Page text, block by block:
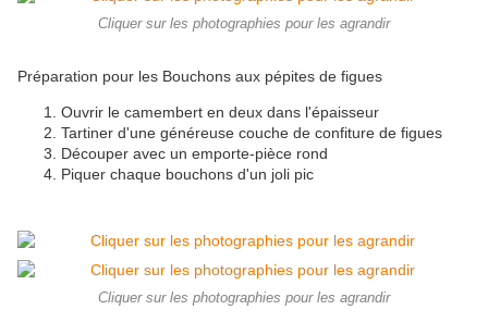
Cliquer sur les photographies pour les agrandir
Préparation pour les Bouchons aux pépites de figues
Ouvrir le camembert en deux dans l'épaisseur
Tartiner d'une généreuse couche de confiture de figues
Découper avec un emporte-pièce rond
Piquer chaque bouchons d'un joli pic
Cliquer sur les photographies pour les agrandir